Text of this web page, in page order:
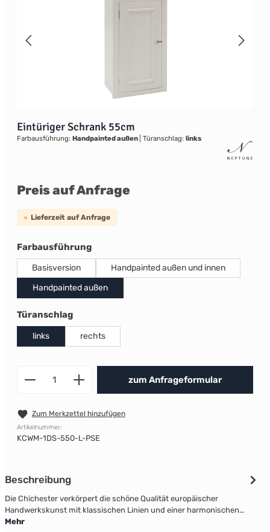
Eintüriger Schrank 55cm
Farbausführung: Handpainted außen Türanschlag: links
Preis auf Anfrage
Lieferzeit auf Anfrage
Farbausführungauswählen
Basisversion
Handpainted außen und innen
Handpainted außen
Türanschlagauswählen
links rechts
Produkt Anzahl: Gib den
zum Anfrageformular
Zum Merkzettel hinzufügen
Artikelnummer:
KCWM-1DS-550-L-PSE
Beschreibung
Die Chichester verkörpert die schöne Qualität europäischer
Handwerkskunst mit klassischen Linien und einer harmonischen…
Mehr